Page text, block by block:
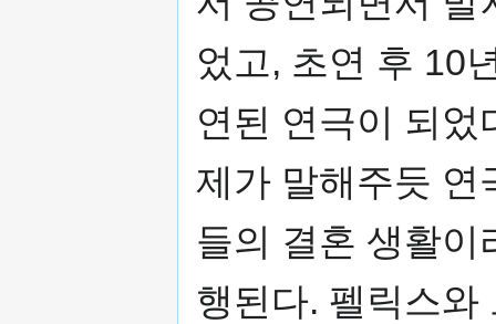
었고, 초연 후 10
연된 연극이 되었
제가 말해주듯 연
들의 결혼 생활이
행된다. 펠릭스와